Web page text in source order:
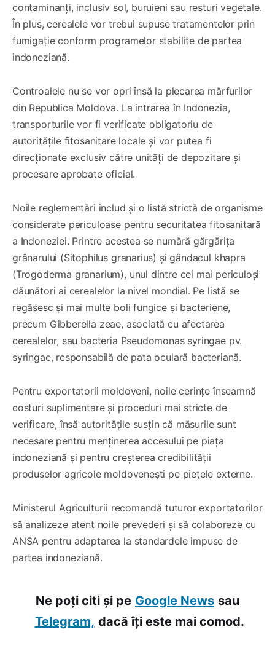
contaminanți, inclusiv sol, buruieni sau resturi vegetale.
În plus, cerealele vor trebui supuse tratamentelor prin
fumigație conform programelor stabilite de partea
indoneziană.
Controalele nu se vor opri însă la plecarea mărfurilor
din Republica Moldova. La intrarea în Indonezia,
transporturile vor fi verificate obligatoriu de
autoritățile fitosanitare locale și vor putea fi
direcționate exclusiv către unități de depozitare și
procesare aprobate oficial.
Noile reglementări includ și o listă strictă de organisme
considerate periculoase pentru securitatea fitosanitară
a Indoneziei. Printre acestea se numără gărgărița
grânarului (Sitophilus granarius) și gândacul khapra
(Trogoderma granarium), unul dintre cei mai periculoși
dăunători ai cerealelor la nivel mondial. Pe listă se
regăsesc și mai multe boli fungice și bacteriene,
precum Gibberella zeae, asociată cu afectarea
cerealelor, sau bacteria Pseudomonas syringae pv.
syringae, responsabilă de pata oculară bacteriană.
Pentru exportatorii moldoveni, noile cerințe înseamnă
costuri suplimentare și proceduri mai stricte de
verificare, însă autoritățile susțin că măsurile sunt
necesare pentru menținerea accesului pe piața
indoneziană și pentru creșterea credibilității
produselor agricole moldovenești pe piețele externe.
Ministerul Agriculturii recomandă tuturor exportatorilor
să analizeze atent noile prevederi și să colaboreze cu
ANSA pentru adaptarea la standardele impuse de
partea indoneziană.
Ne poți citi și pe Google News sau
Telegram, dacă îți este mai comod.